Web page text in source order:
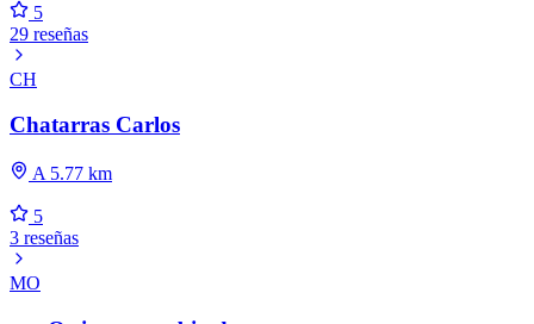
5
29 reseñas
CH
Chatarras Carlos
A 5.77 km
5
3 reseñas
MO